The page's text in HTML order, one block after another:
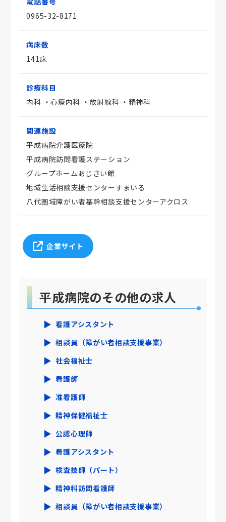
0965-32-8171
病床数
141床
診療科目
内科 ・心療内科 ・放射線科 ・精神科
関連施設
平成病院介護医療院
平成病院訪問看護ステーション
グループホームあじさい館
地域生活相談支援センターすまいる
八代圏域障がい者基幹相談支援センターアクロス
企業サイト
平成病院のその他の求人
看護アシスタント
相談員（障がい者相談支援事業）
社会福祉士
看護師
准看護師
精神保健福祉士
公認心理師
看護アシスタント
検査技師（パート）
精神科訪問看護師
相談員（障がい者相談支援事業）